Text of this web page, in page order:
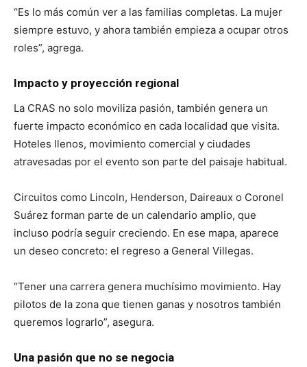
“Es lo más común ver a las familias completas. La mujer
siempre estuvo, y ahora también empieza a ocupar otros
roles”, agrega.
Impacto y proyección regional
La CRAS no solo moviliza pasión, también genera un
fuerte impacto económico en cada localidad que visita.
Hoteles llenos, movimiento comercial y ciudades
atravesadas por el evento son parte del paisaje habitual.
Circuitos como Lincoln, Henderson, Daireaux o Coronel
Suárez forman parte de un calendario amplio, que
incluso podría seguir creciendo. En ese mapa, aparece
un deseo concreto: el regreso a General Villegas.
“Tener una carrera genera muchísimo movimiento. Hay
pilotos de la zona que tienen ganas y nosotros también
queremos lograrlo”, asegura.
Una pasión que no se negocia